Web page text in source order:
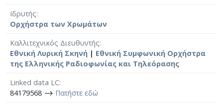
Ιδρυτής
Ορχήστρα των Χρωμάτων
Καλλιτεχνικός Διευθυντής
Εθνική Λυρική Σκηνή | Εθνική Συμφωνική Ορχήστρα
της Ελληνικής Ραδιοφωνίας και Τηλεόρασης
Linked data LC
84179568 ⟶ Πατήστε εδώ